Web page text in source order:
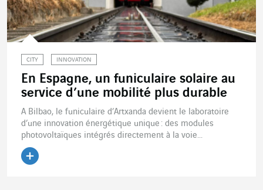
CITY INNOVATION
En Espagne, un funiculaire solaire au
service d’une mobilité plus durable
A Bilbao, le funiculaire d’Artxanda devient le laboratoire
d’une innovation énergétique unique : des modules
photovoltaïques intégrés directement à la voie...